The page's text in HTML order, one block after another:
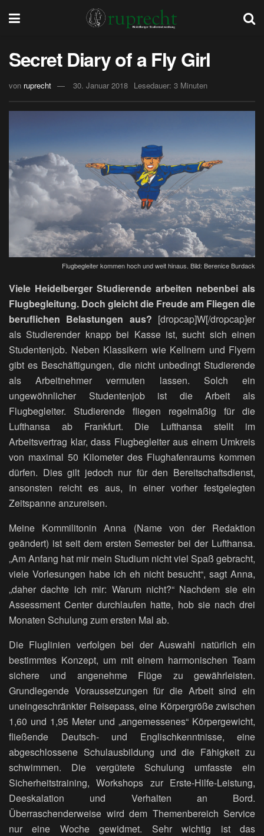
Secret Diary of a Fly Girl
von ruprecht 30. Januar 2018 Lesedauer: 3 Minuten
Flugbegleiter kommen hoch und weit hinaus. Bild: Berenice Burdack
Viele Heidelberger Studierende arbeiten nebenbei als
Flugbegleitung. Doch gleicht die Freude am Fliegen die
beruflichen Belastungen aus? [dropcap]W[/dropcap]er
als Studierender knapp bei Kasse ist, sucht sich einen
Studentenjob. Neben Klassikern wie Kellnern und Flyern
gibt es Beschäftigungen, die nicht unbedingt Studierende
als Arbeitnehmer vermuten lassen. Solch ein
ungewöhnlicher Studentenjob ist die Arbeit als
Flugbegleiter. Studierende fliegen regelmäßig für die
Lufthansa ab Frankfurt. Die Lufthansa stellt im
Arbeitsvertrag klar, dass Flugbegleiter aus einem Umkreis
von maximal 50 Kilometer des Flughafenraums kommen
dürfen. Dies gilt jedoch nur für den Bereitschaftsdienst,
ansonsten reicht es aus, in einer vorher festgelegten
Zeitspanne anzureisen.
Meine Kommilitonin Anna (Name von der Redaktion
geändert) ist seit dem ersten Semester bei der Lufthansa.
„Am Anfang hat mir mein Studium nicht viel Spaß gebracht,
viele Vorlesungen habe ich eh nicht besucht“, sagt Anna,
„daher dachte ich mir: Warum nicht?“ Nachdem sie ein
Assessment Center durchlaufen hatte, hob sie nach drei
Monaten Schulung zum ersten Mal ab.
Die Fluglinien verfolgen bei der Auswahl natürlich ein
bestimmtes Konzept, um mit einem harmonischen Team
sichere und angenehme Flüge zu gewährleisten.
Grundlegende Voraussetzungen für die Arbeit sind ein
uneingeschränkter Reisepass, eine Körpergröße zwischen
1,60 und 1,95 Meter und „angemessenes“ Körpergewicht,
fließende Deutsch- und Englischkenntnisse, eine
abgeschlossene Schulausbildung und die Fähigkeit zu
schwimmen. Die vergütete Schulung umfasste ein
Sicherheitstraining, Workshops zur Erste-Hilfe-Leistung,
Deeskalation und Verhalten an Bord.
Überraschenderweise wird dem Themenbereich Service
nur eine Woche gewidmet. Sehr wichtig ist das